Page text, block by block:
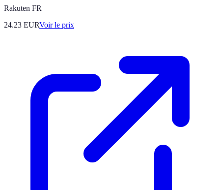
Rakuten FR
24.23 EURVoir le prix